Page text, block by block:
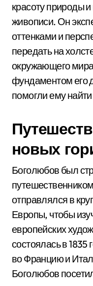
красоту природы
живописи. Он
оттенками и
передать на
окружающего
фундаментом его
помогли ему
новых
Боголюбов был
отправлялся в
Европы, чтобы
европейских
состоялась в 1835
во Францию и
Боголюбов